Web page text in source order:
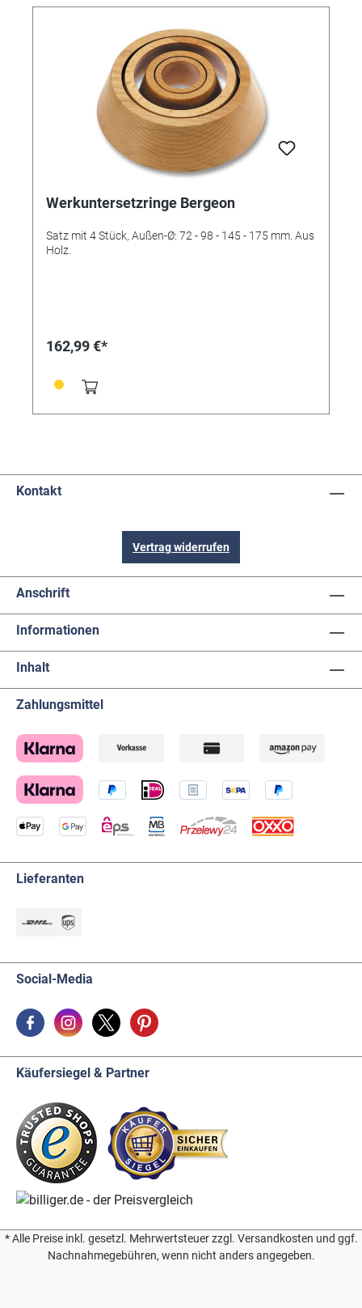
Werkuntersetzringe Bergeon
Satz mit 4 Stück, Außen-Ø: 72 - 98 - 145 - 175 mm. Aus
Holz.
162,99 €*
Kontakt
Vertrag widerrufen
Anschrift
Informationen
Inhalt
Zahlungsmittel
Lieferanten
Social-Media
Käufersiegel & Partner
* Alle Preise inkl. gesetzl. Mehrwertsteuer zzgl. Versandkosten und ggf.
Nachnahmegebühren, wenn nicht anders angegeben.